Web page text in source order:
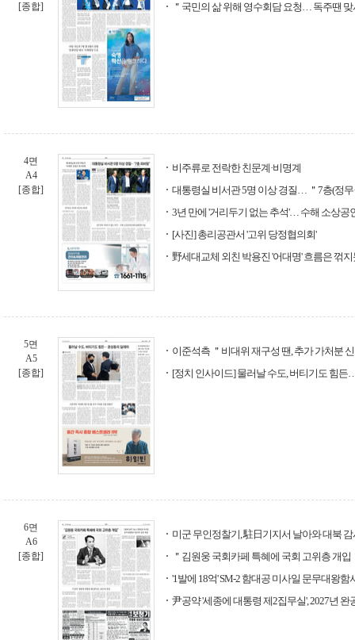
[종합]
＂국민의 삶 위해 영수회담 요청… 독주땐
4면
A4
[종합]
비주류로 전락한 친문계·비명계
대통령실 비서관 5명 이상 경질… ＂7층(정
3년 만에 '거리두기 없는 추석'… 수해 소상공
[사진] 총리공관서 '고위 당정협의회'
野세대교체 외친 박용진 '어대명' 흐름은 꺾
5면
A5
[종합]
이준석측 ＂비대위 재구성 땐, 추가 가처분
[정치 인사이드] 물러날 수도, 버티기도 힘
6면
A6
[종합]
미군 무인정찰기, 駐日기지서 날아와 대북 감
＂김원웅 국회카페 특혜에 국회 고위층 개입
'1발에 18억' SM-2 함대공 미사일 문무대왕함
尹공약 '세종에 대통령 제2집무실', 2027년 완